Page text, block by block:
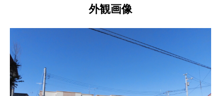
外観画像